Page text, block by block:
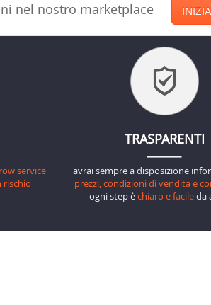
nel nostro marketplace
service
rischio
TRASPARENTI
avrai sempre a disposizione
prezzi, condizioni di vendita e
ogni step èchiaro e facileda